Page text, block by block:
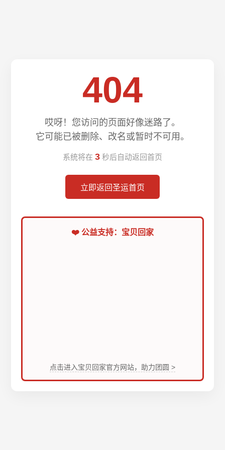
404
哎呀！您访问的页面好像迷路了。
它可能已被删除、改名或暂时不可用。
系统将在 3 秒后自动返回首页
立即返回圣运首页
❤️ 公益支持：宝贝回家
点击进入宝贝回家官方网站，助力团圆 >